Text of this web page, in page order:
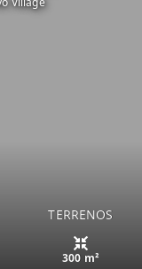
TERRENOS
300 m²